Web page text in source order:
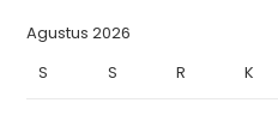
Agustus 2026
S
S R K